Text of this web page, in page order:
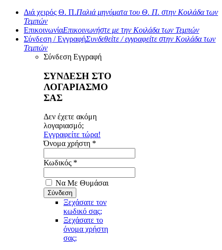
Διά χειρός Θ. Π.Παλιά μηνύματα του Θ. Π. στην Κοιλάδα των
Τεμπών
ΕπικοινωνίαΕπικοινωνήστε με την Κοιλάδα των Τεμπών
Σύνδεση / ΕγγραφήΣυνδεθείτε / εγγραφείτε στην Κοιλάδα των
Τεμπών
Σύνδεση Εγγραφή
ΣΥΝΔΕΣΗ ΣΤΟ
ΛΟΓΑΡΙΑΣΜΟ
ΣΑΣ
Δεν έχετε ακόμη
λογαριασμό;
Εγγραφείτε τώρα!
Όνομα χρήστη *
Κωδικός *
Να Με Θυμάσαι
Ξεχάσατε τον
κωδικό σας;
Ξεχάσατε το
όνομα χρήστη
σας;